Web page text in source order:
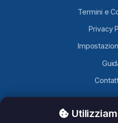
Termini e
Privacy
TelegramLobby.comè un sito